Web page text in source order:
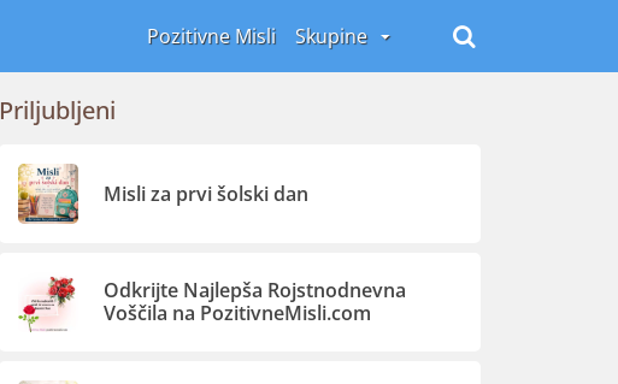
Pozitivne Misli Skupine
Priljubljeni
Misli za prvi šolski dan
Odkrijte Najlepša Rojstnodnevna
Voščila na PozitivneMisli.com